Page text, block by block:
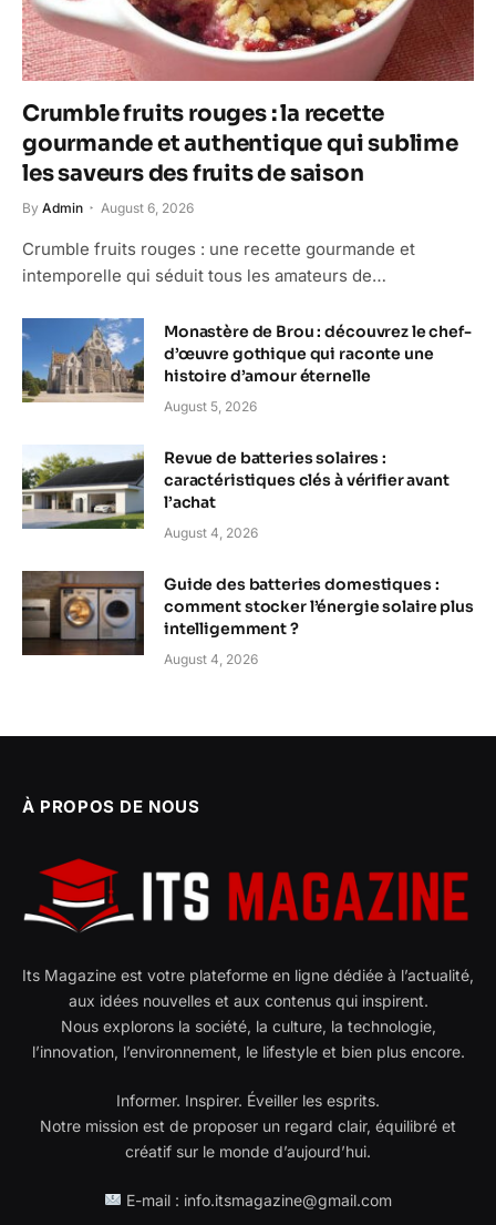
Crumble fruits rouges : la recette
gourmande et authentique qui sublime
les saveurs des fruits de saison
By Admin August 6, 2026
Crumble fruits rouges : une recette gourmande et
intemporelle qui séduit tous les amateurs de…
Monastère de Brou : découvrez le chef-
d’œuvre gothique qui raconte une
histoire d’amour éternelle
August 5, 2026
Revue de batteries solaires :
caractéristiques clés à vérifier avant
l’achat
August 4, 2026
Guide des batteries domestiques :
comment stocker l’énergie solaire plus
intelligemment ?
August 4, 2026
À PROPOS DE NOUS
Its Magazine est votre plateforme en ligne dédiée à l’actualité,
aux idées nouvelles et aux contenus qui inspirent.
Nous explorons la société, la culture, la technologie,
l’innovation, l’environnement, le lifestyle et bien plus encore.
Informer. Inspirer. Éveiller les esprits.
Notre mission est de proposer un regard clair, équilibré et
créatif sur le monde d’aujourd’hui.
E-mail : info.itsmagazine@gmail.com